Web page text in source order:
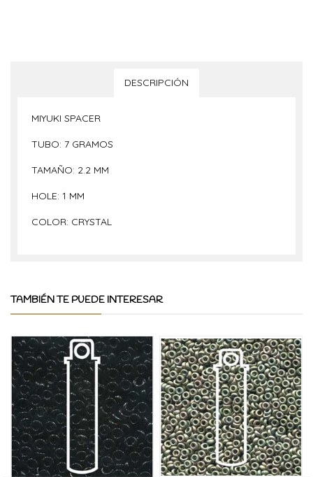
DESCRIPCIÓN
MIYUKI SPACER
TUBO: 7 GRAMOS
TAMAÑO: 2.2 MM
HOLE: 1 MM
COLOR: CRYSTAL
TAMBIÉN TE PUEDE INTERESAR